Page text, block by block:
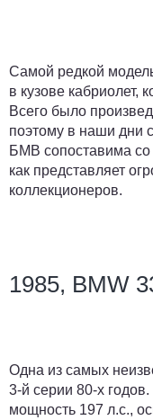
Самой редкой
в кузове кабриолет,
Всего было
поэтому в наши дни
БМВ сопоставима со
как представляет
коллекционеров.
1985, BMW
Одна из самых
3-й серии 80-х
мощность 197 л.с.,